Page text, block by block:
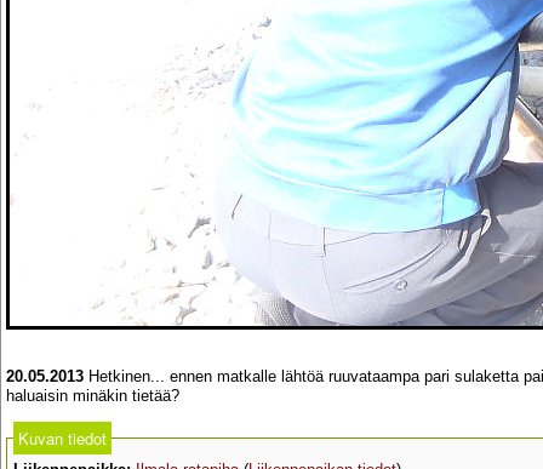
20.05.2013 Hetkinen... ennen matkalle lähtöä ruuvataampa pari sulaketta
haluaisin minäkin tietää?
Kuvan tiedot